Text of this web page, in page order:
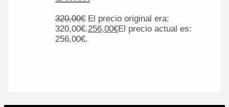
320,00€ El precio original era:
320,00€.256,00€El precio actual es:
256,00€.